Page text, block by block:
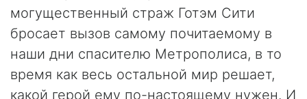
могущественный страж Готэм Сити
бросает вызов самому почитаемому в
наши дни спасителю Метрополиса, в то
время как весь остальной мир решает,
какой герой ему по-настоящему нужен. И